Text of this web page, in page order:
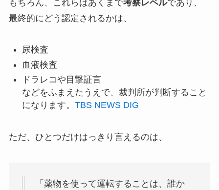
もちろん、これらはあくまで考察レベルであり、
最終的にどう認定されるかは、
尿検査
血液検査
ドラレコや目撃証言
などをふまえたうえで、裁判所が判断すること
になります。 TBS NEWS DIG
ただ、ひとつだけはっきり言えるのは、
「薬物を使って運転することは、誰か